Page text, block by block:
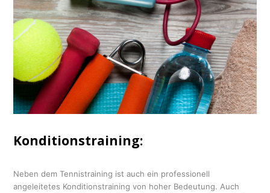
Konditionstraining:
Neben dem Tennistraining ist auch ein professionell
angeleitetes Konditionstraining von hoher Bedeutung. Auch